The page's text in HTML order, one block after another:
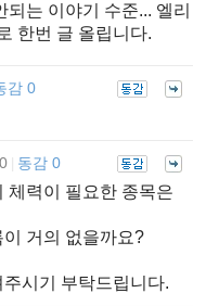
는 이야기 수준... 엘리
한번 글 올립니다.
감 0
동감 0
체력이 필요한 종목은
거의 없을까요?
시기 부탁드립니다.